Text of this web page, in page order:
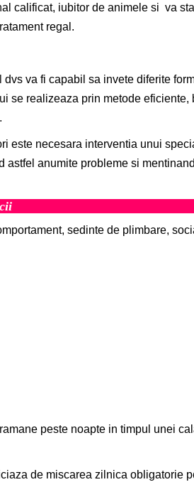
calificat, iubitor de animele si va
regal.
va fi capabil sa invete diferite
se realizeaza prin metode eficiente,
este necesara interventia unui
anumite probleme si
sedinte de plimbare,
peste noapte in timpul unei
de miscarea zilnica obligatorie